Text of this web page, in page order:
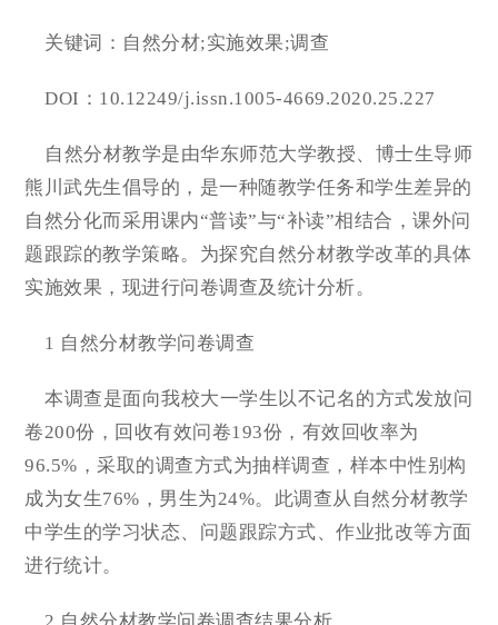
关键词：自然分材;实施效果;调查
DOI：10.12249/j.issn.1005-4669.2020.25.227
自然分材教学是由华东师范大学教授、博士生导师
熊川武先生倡导的，是一种随教学任务和学生差异的
自然分化而采用课内“普读”与“补读”相结合，课外问
题跟踪的教学策略。为探究自然分材教学改革的具体
实施效果，现进行问卷调查及统计分析。
1 自然分材教学问卷调查
本调查是面向我校大一学生以不记名的方式发放问
卷200份，回收有效问卷193份，有效回收率为
96.5%，采取的调查方式为抽样调查，样本中性别构
成为女生76%，男生为24%。此调查从自然分材教学
中学生的学习状态、问题跟踪方式、作业批改等方面
进行统计。